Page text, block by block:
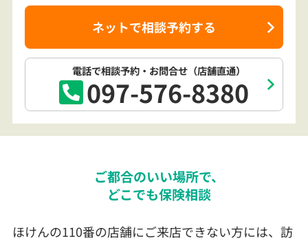
電話で相談予約 ・お問合せ （店舗直通）
097-576-8380
ネットで相談予約する
ご都合のいい場所で、
どこでも保険相談
ほけんの110番の店舗にご来店できない方には、訪